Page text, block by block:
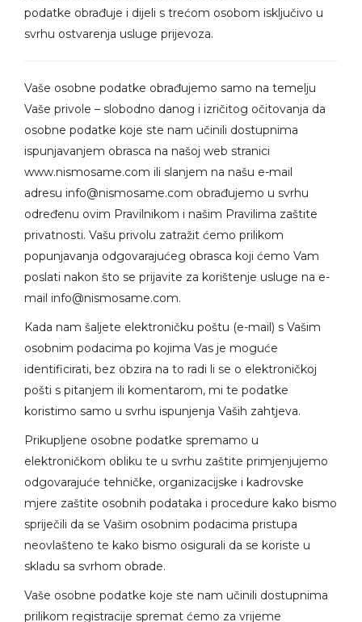
podatke obrađuje i dijeli s trećom osobom isključivo u
svrhu ostvarenja usluge prijevoza.
Vaše osobne podatke obrađujemo samo na temelju
Vaše privole – slobodno danog i izričitog očitovanja da
osobne podatke koje ste nam učinili dostupnima
ispunjavanjem obrasca na našoj web stranici
www.nismosame.com ili slanjem na našu e-mail
adresu info@nismosame.com obrađujemo u svrhu
određenu ovim Pravilnikom i našim Pravilima zaštite
privatnosti. Vašu privolu zatražit ćemo prilikom
popunjavanja odgovarajućeg obrasca koji ćemo Vam
poslati nakon što se prijavite za korištenje usluge na e-
mail info@nismosame.com.
Kada nam šaljete elektroničku poštu (e-mail) s Vašim
osobnim podacima po kojima Vas je moguće
identificirati, bez obzira na to radi li se o elektroničkoj
pošti s pitanjem ili komentarom, mi te podatke
koristimo samo u svrhu ispunjenja Vaših zahtjeva.
Prikupljene osobne podatke spremamo u
elektroničkom obliku te u svrhu zaštite primjenjujemo
odgovarajuće tehničke, organizacijske i kadrovske
mjere zaštite osobnih podataka i procedure kako bismo
spriječili da se Vašim osobnim podacima pristupa
neovlašteno te kako bismo osigurali da se koriste u
skladu sa svrhom obrade.
Vaše osobne podatke koje ste nam učinili dostupnima
prilikom registracije spremat ćemo za vrijeme